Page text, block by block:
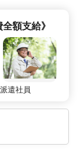
額支給》
遣社員